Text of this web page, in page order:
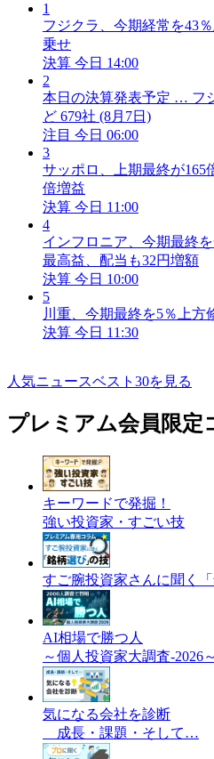
1
フジクラ、今期経常を43
乗せ
決算 今日 14:00
2
本日の決算発表予定 … フ
ど 679社 (8月7日)
注目 今日 06:00
3
サッポロ、上期最終が165
倍増益
決算 今日 11:00
4
インフロニア、今期最終
最高益、配当も32円増額
決算 今日 10:00
5
川重、今期最終を5％上方
決算 今日 11:30
人気ニュースベスト30を見る
プレミアム会員限定
キーワードで発掘！
強い投資家・すごい技
すご腕投資家さんに聞く
AI相場で勝つ人
～個人投資家大調査-2026～
気になる会社を診断
成長・課題・そして…